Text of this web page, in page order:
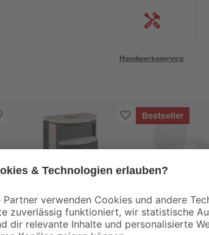
Handwerksservice
Bestseller